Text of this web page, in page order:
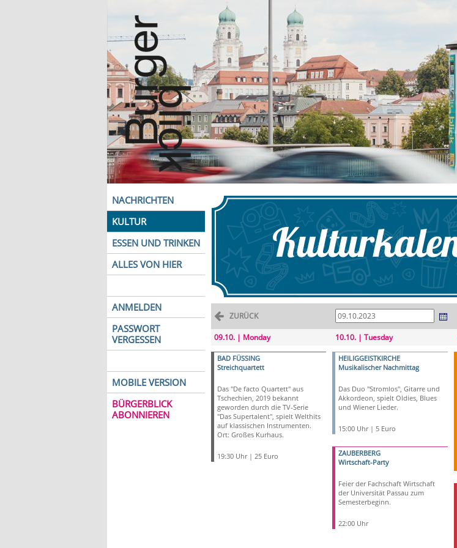
NACHRICHTEN
KULTUR
ESSEN UND TRINKEN
ALLES VON HIER
ANMELDEN
PASSWORT
VERGESSEN
MOBILE VERSION
BÜRGERBLICK
ABONNIEREN
ZURÜCK
09.10. | Monday
BAD FÜSSING
Streichquartett
Das "De facto Quartett" aus
Tschechien, 2019 bekannt
geworden durch die TV-Serie
"Das Supertalent", spielt Welthits
auf klassischen Instrumenten.
Ort: Großes Kurhaus.
19:30 Uhr | 25 Euro
10.10. | Tuesday
HEILIGGEISTKIRCHE
Musikalischer Nachmittag
Das Duo "Stromlos", Gitarre und
Akkordeon, spielt Oldies, Blues
und Wiener Lieder.
15:00 Uhr | 5 Euro
ZAUBERBERG
Wirtschaft-Party
Feier der Fachschaft Wirtschaft
der Universität Passau zum
Semesterbeginn.
22:00 Uhr